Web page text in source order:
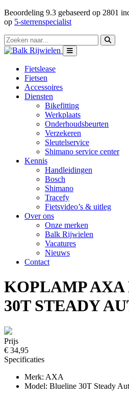
Beoordeling 9.3 gebaseerd op 2801
op 5-sterrenspecialist
Fietslease
Fietsen
Accessoires
Diensten
Bikefitting
Werkplaats
Onderhoudsbeurten
Verzekeren
Sleutelservice
Shimano service center
Kennis
Handleidingen
Bosch
Shimano
Tracefy
Fietsvideo’s & uitleg
Over ons
Onze merken
Balk Rijwielen
Vacatures
Nieuws
Contact
KOPLAMP
30T STEADY
Prijs
€ 34,95
Specificaties
Merk: AXA
Model: Blueline 30T Steady